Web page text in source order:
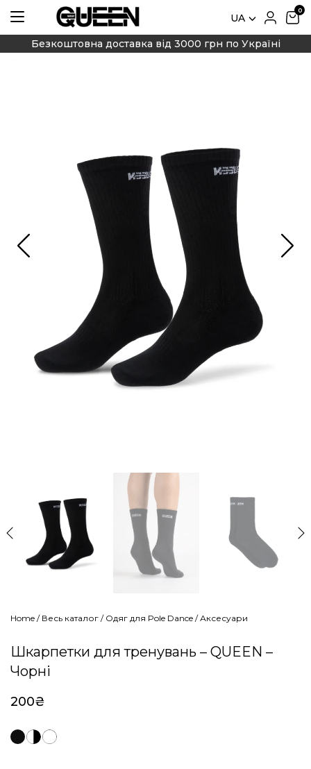
UA
Безкоштовна доставка від 3000 грн по Україні
Home / Весь каталог / Одяг для Pole Dance / Аксесуари
Шкарпетки для тренувань – QUEEN –
Чорні
200₴